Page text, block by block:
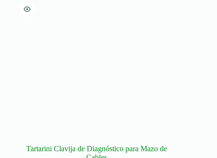
Tartarini Clavija de Diagnóstico para Mazo de